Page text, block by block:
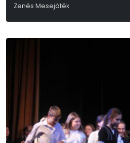
Zenés Mesejáték